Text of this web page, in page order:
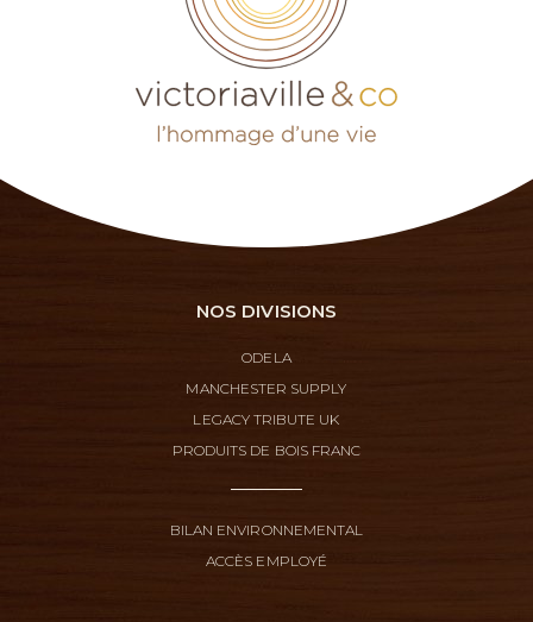
NOS DIVISIONS
ODELA
MANCHESTER SUPPLY
LEGACY TRIBUTE UK
PRODUITS DE BOIS FRANC
BILAN ENVIRONNEMENTAL
ACCÈS EMPLOYÉ